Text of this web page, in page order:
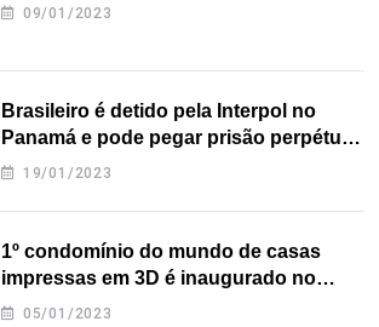
09/01/2023
Brasileiro é detido pela Interpol no
Panamá e pode pegar prisão perpétua
nos EUA
19/01/2023
1º condomínio do mundo de casas
impressas em 3D é inaugurado no
Texas
05/01/2023